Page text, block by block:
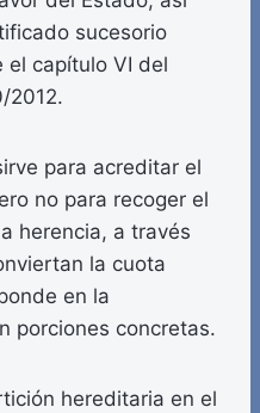
sucesorio
el capítulo VI del
2012.
para acreditar el
no para recoger el
herencia, a través
la cuota
en la
porciones concretas.
hereditaria en el